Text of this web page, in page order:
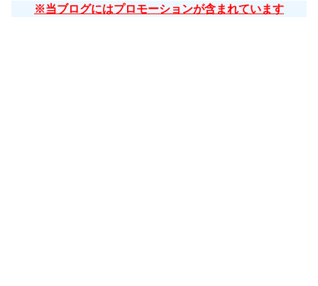
※当ブログにはプロモーションが含まれています